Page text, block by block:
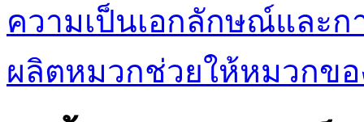
ความเป็นเอกลักษณ์และก
ผลิตหมวกช่วยให้หมวกข